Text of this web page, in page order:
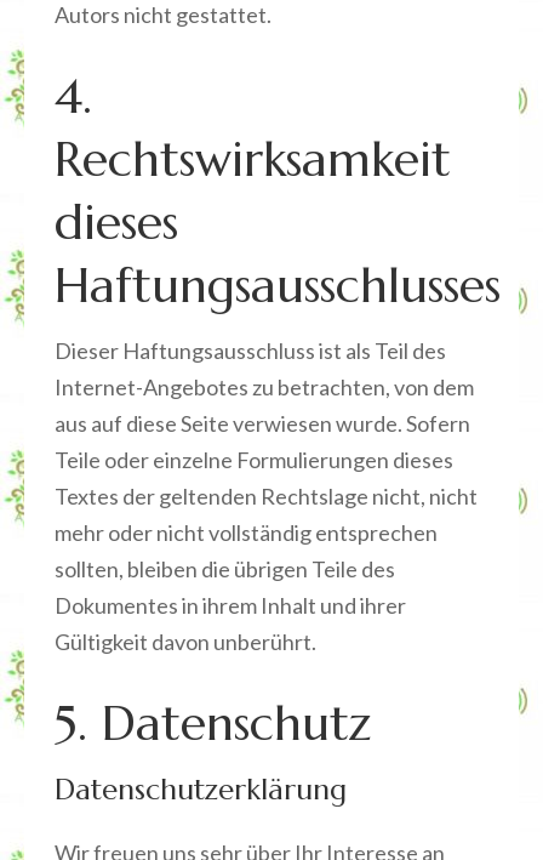
Autors nicht gestattet.
4.
Rechtswirksamkeit
dieses
Haftungsausschlusses
Dieser Haftungsausschluss ist als Teil des
Internet-Angebotes zu betrachten, von dem
aus auf diese Seite verwiesen wurde. Sofern
Teile oder einzelne Formulierungen dieses
Textes der geltenden Rechtslage nicht, nicht
mehr oder nicht vollständig entsprechen
sollten, bleiben die übrigen Teile des
Dokumentes in ihrem Inhalt und ihrer
Gültigkeit davon unberührt.
5. Datenschutz
Datenschutzerklärung
Wir freuen uns sehr über Ihr Interesse an